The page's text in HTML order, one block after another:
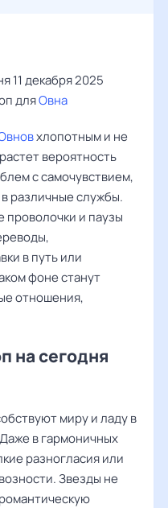
11 декабря 2025
для Овна
хлопотным и не
вероятность
с самочувствием,
различные службы.
проволочки и паузы
в путь или
фоне станут
отношения,
на сегодня
миру и ладу в
в гармоничных
разногласия или
Звезды не